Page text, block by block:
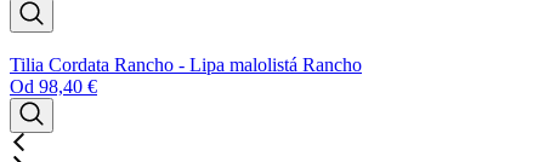
Tilia Cordata Rancho - Lipa malolistá Rancho
Od 98,40 €